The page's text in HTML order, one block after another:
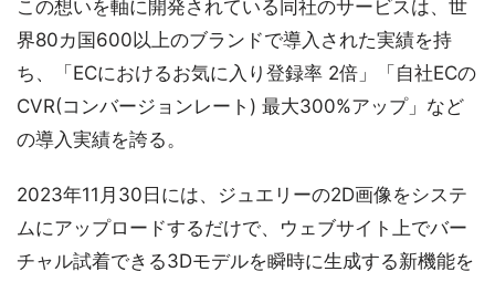
この想いを軸に開発されている同社のサービスは、世
界80カ国600以上のブランドで導入された実績を持
ち、「ECにおけるお気に入り登録率 2倍」「自社ECの
CVR(コンバージョンレート) 最大300%アップ」など
の導入実績を誇る。
2023年11月30日には、ジュエリーの2D画像をシステ
ムにアップロードするだけで、ウェブサイト上でバー
チャル試着できる3Dモデルを瞬時に生成する新機能を